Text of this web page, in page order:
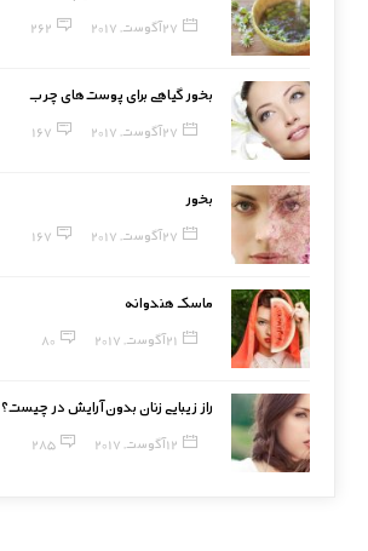
27 آگوست, 2017 262
بخور گیاهی برای پوست‌های چرب
27 آگوست, 2017 167
بخور
27 آگوست, 2017 167
ماسک هندوانه
21 آگوست, 2017 80
راز زیبایی زنان بدون آرایش در چیست؟
12 آگوست, 2017 285